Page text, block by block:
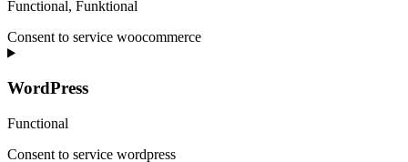
Functional, Funktional
Consent to service woocommerce
WordPress
Functional
Consent to service wordpress